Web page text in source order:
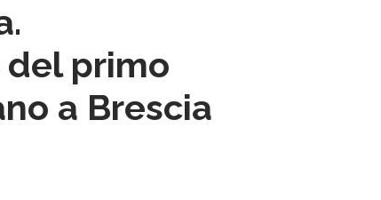
del primo
a Brescia